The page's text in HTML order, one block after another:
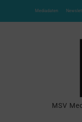
Mediadaten
MSV